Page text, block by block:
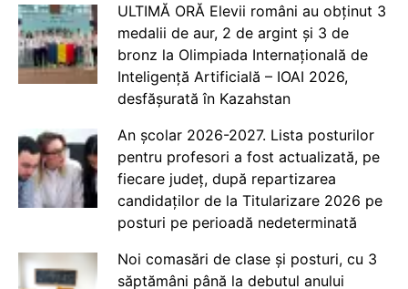
ULTIMĂ ORĂ Elevii români au obținut 3
medalii de aur, 2 de argint și 3 de
bronz la Olimpiada Internațională de
Inteligență Artificială – IOAI 2026,
desfășurată în Kazahstan
An școlar 2026-2027. Lista posturilor
pentru profesori a fost actualizată, pe
fiecare județ, după repartizarea
candidaților de la Titularizare 2026 pe
posturi pe perioadă nedeterminată
Noi comasări de clase și posturi, cu 3
săptămâni până la debutul anului